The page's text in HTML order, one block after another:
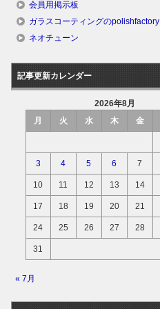
会員用掲示板
ガラスコーティングのpolishfactory
ネオチューン
記事更新カレンダー
2026年8月
月
火 水 木 金
3 4 5 6 7
10 11 12 13 14
17 18 19 20 21
24 25 26 27 28
31
« 7月